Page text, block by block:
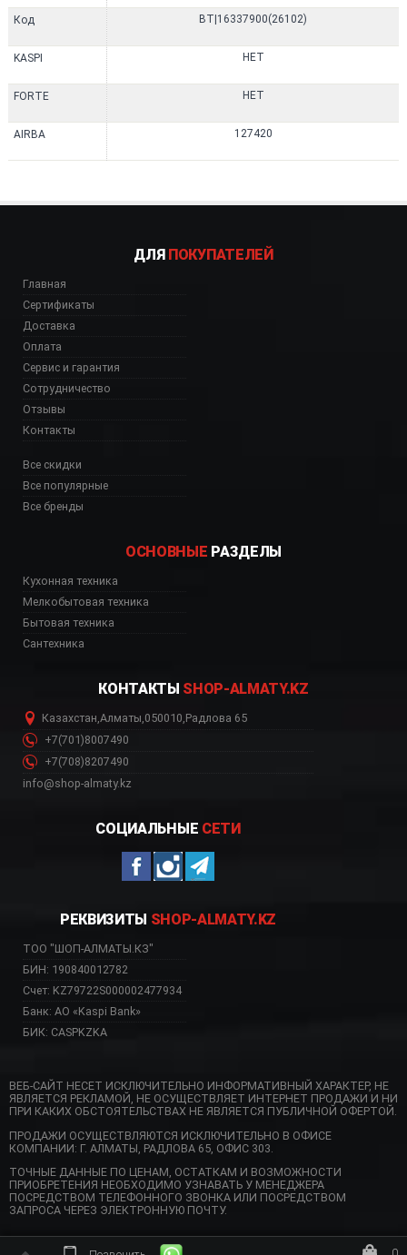
Код
KASPI
FORTE
AIRBA
BT|16337900(26102)
НЕТ
НЕТ
127420
ДЛЯ ПОКУПАТЕЛЕЙ
Главная
Сертификаты
Доставка
Оплата
Сервис и гарантия
Сотрудничество
Отзывы
Контакты
Все скидки
Все популярные
Все бренды
ОСНОВНЫЕ РАЗДЕЛЫ
Кухонная техника
Мелкобытовая техника
Бытовая техника
Сантехника
КОНТАКТЫ SHOP-ALMATY.KZ
Казахстан,Алматы,050010,Радлова 65
+7(701)8007490
+7(708)8207490
info@shop-almaty.kz
СОЦИАЛЬНЫЕ СЕТИ
РЕКВИЗИТЫ SHOP-ALMATY.KZ
ТОО "ШОП-АЛМАТЫ.КЗ"
БИН: 190840012782
Счет: KZ79722S000002477934
Банк: АО «Kaspi Bank»
БИК: CASPKZKA
ВЕБ-САЙТ НЕСЕТ ИСКЛЮЧИТЕЛЬНО ИНФОРМАТИВНЫЙ ХАРАКТЕР, НЕ
ЯВЛЯЕТСЯ РЕКЛАМОЙ, НЕ ОСУЩЕСТВЛЯЕТ ИНТЕРНЕТ ПРОДАЖИ И НИ
ПРИ КАКИХ ОБСТОЯТЕЛЬСТВАХ НЕ ЯВЛЯЕТСЯ ПУБЛИЧНОЙ ОФЕРТОЙ.
ПРОДАЖИ ОСУЩЕСТВЛЯЮТСЯ ИСКЛЮЧИТЕЛЬНО В ОФИСЕ
КОМПАНИИ: Г. АЛМАТЫ, РАДЛОВА 65, ОФИС 303.
ТОЧНЫЕ ДАННЫЕ ПО ЦЕНАМ, ОСТАТКАМ И ВОЗМОЖНОСТИ
ПРИОБРЕТЕНИЯ НЕОБХОДИМО УЗНАВАТЬ У МЕНЕДЖЕРА
ПОСРЕДСТВОМ ТЕЛЕФОННОГО ЗВОНКА ИЛИ ПОСРЕДСТВОМ
ЗАПРОСА ЧЕРЕЗ ЭЛЕКТРОННУЮ ПОЧТУ.